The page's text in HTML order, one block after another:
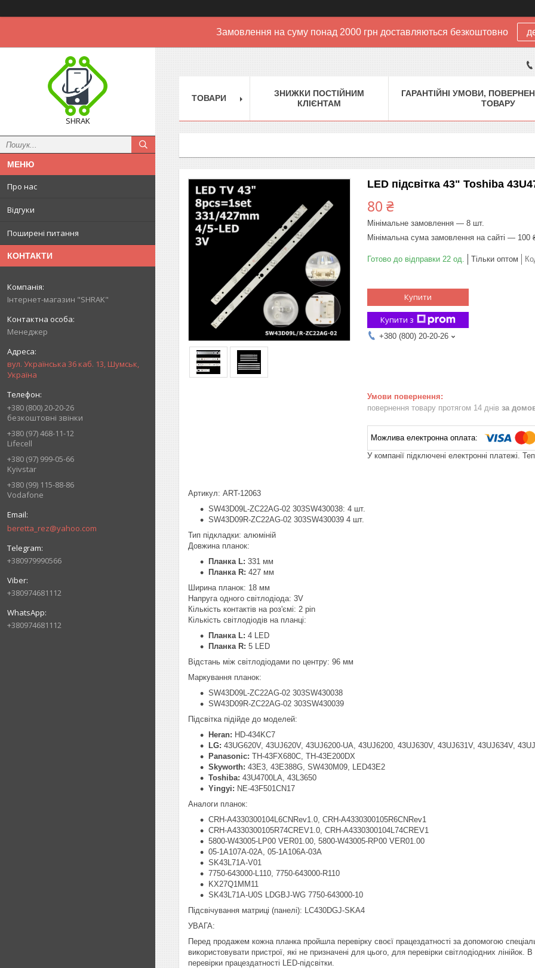
Замовлення на суму понад 2000 грн доставляються безкоштовно
SHRAK
Про нас
Відгуки
Поширені питання
КОНТАКТИ
Інтернет-магазин "SHRAK"
Менеджер
вул. Українська 36 каб. 13, Шумськ,
Україна
+380 (800) 20-20-26
безкоштовні звінки
+380 (97) 468-11-12
Lifecell
+380 (97) 999-05-66
Kyivstar
+380 (99) 115-88-86
Vodafone
beretta_rez@yahoo.com
+380979990566
+380974681112
+380974681112
ТОВАРИ
ЗНИЖКИ ПОСТІЙНИМ
КЛІЄНТАМ
ГАРАНТІЙНІ УМОВИ,
ТОВАРУ
LED підсвітка 43" Toshiba
80 ₴
Мінімальне замовлення — 8 шт.
Мінімальна сума замовлення на сайті — 100
Готово до відправки 22 од. Тільки оптом
Купити
Купити з
+380 (800) 20-20-26
повернення товару протягом 14 днів за
У компанії підключені електронні платежі.
Артикул: ART-12063
SW43D09L-ZC22AG-02 303SW430038: 4 шт.
SW43D09R-ZC22AG-02 303SW430039 4 шт.
Тип підкладки: алюміній
Довжина планок:
Планка L: 331 мм
Планка R: 427 мм
Ширина планок: 18 мм
Напруга одного світлодіода: 3V
Кількість контактів на роз'ємі: 2 pin
Кількість світлодіодів на планці:
Планка L: 4 LED
Планка R: 5 LED
Відстань між світлодіодами по центру: 96 мм
Маркування планок:
SW43D09L-ZC22AG-02 303SW430038
SW43D09R-ZC22AG-02 303SW430039
Підсвітка підійде до моделей:
Heran: HD-434KC7
LG: 43UG620V, 43UJ620V, 43UJ6200-UA, 43UJ6200, 43UJ630V, 43UJ631V, 43UJ634V,
Panasonic: TH-43FX680C, TH-43E200DX
Skyworth: 43E3, 43E388G, SW430M09, LED43E2
Toshiba: 43U4700LA, 43L3650
Yingyi: NE-43F501CN17
Аналоги планок:
CRH-A4330300104L6CNRev1.0, CRH-A4330300105R6CNRev1
CRH-A4330300105R74CREV1.0, CRH-A4330300104L74CREV1
5800-W43005-LP00 VER01.00, 5800-W43005-RP00 VER01.00
05-1A107A-02A, 05-1A106A-03A
SK43L71A-V01
7750-643000-L110, 7750-643000-R110
KX27Q1MM11
SK43L71A-U0S LDGBJ-WG 7750-643000-10
Підсвічування матриці (панелі): LC430DGJ-SKA4
УВАГА:
Перед продажем кожна планка пройшла перевірку своєї працездатності за допомогою
використовувати пристрої, які не призначені для цього, для перевірки світлодіодних
перевірки працездатності LED-підсвітки.